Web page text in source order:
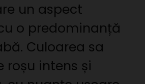
un aspect
o predominanță
Culoarea sa
roșu intens și